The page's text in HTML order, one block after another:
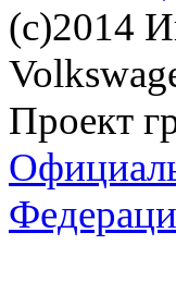
(с)2014
Проект